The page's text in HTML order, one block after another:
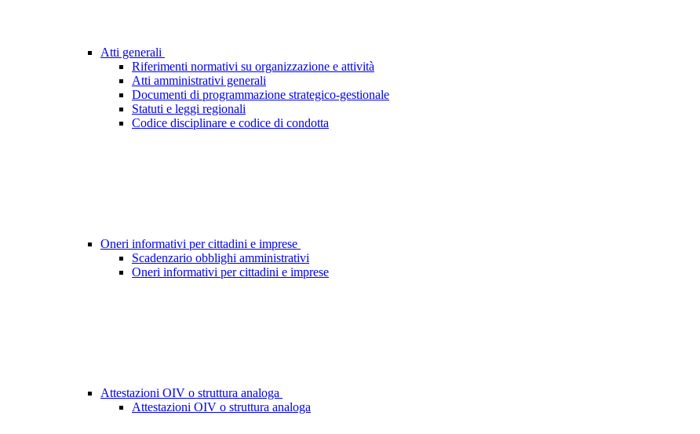
Atti generali
Riferimenti normativi su organizzazione e attività
Atti amministrativi generali
Documenti di programmazione strategico-gestionale
Statuti e leggi regionali
Codice disciplinare e codice di condotta
Oneri informativi per cittadini e imprese
Scadenzario obblighi amministrativi
Oneri informativi per cittadini e imprese
Attestazioni OIV o struttura analoga
Attestazioni OIV o struttura analoga